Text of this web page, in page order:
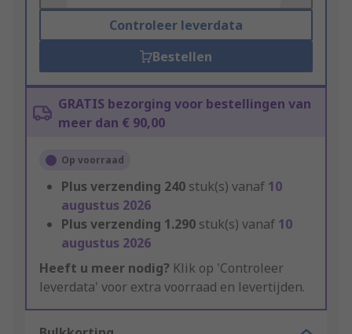
Controleer leverdata
Bestellen
GRATIS bezorging voor bestellingen van
meer dan € 90,00
Op voorraad
Plus verzending 240 stuk(s) vanaf 10
augustus 2026
Plus verzending 1.290 stuk(s) vanaf 10
augustus 2026
Heeft u meer nodig? Klik op 'Controleer
leverdata' voor extra voorraad en levertijden.